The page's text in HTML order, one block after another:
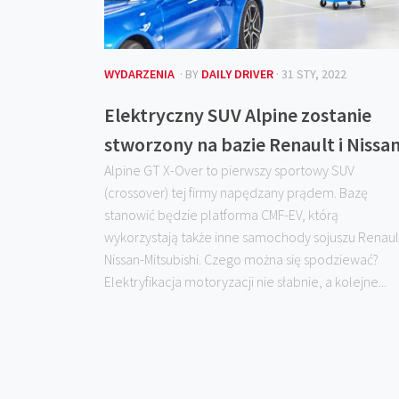
WYDARZENIA · BY DAILY DRIVER · 31 STY, 2022
Elektryczny SUV Alpine zostanie
stworzony na bazie Renault i
Alpine GT X-Over to pierwszy sportowy SUV
(crossover) tej firmy napędzany prądem. Bazę
stanowić będzie platforma CMF-EV, którą
wykorzystają także inne samochody sojuszu
Nissan-Mitsubishi. Czego można się spodziewać?
Elektryfikacja motoryzacji nie słabnie, a kolejne...